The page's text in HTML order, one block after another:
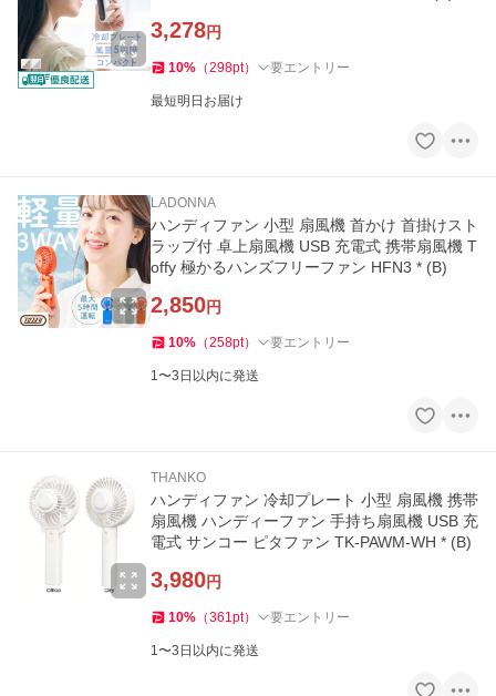
3,278円
10% （298pt） 要エントリー
最短明日お届け
LADONNA
ハンディファン 小型 扇風機 首かけ 首掛けスト
ラップ付 卓上扇風機 USB 充電式 携帯扇風機 T
offy 極かるハンズフリーファン HFN3 * (B)
2,850円
10% （258pt） 要エントリー
1〜3日以内に発送
THANKO
ハンディファン 冷却プレート 小型 扇風機 携帯
扇風機 ハンディーファン 手持ち扇風機 USB 充
電式 サンコー ピタファン TK-PAWM-WH * (B)
3,980円
10% （361pt） 要エントリー
1〜3日以内に発送